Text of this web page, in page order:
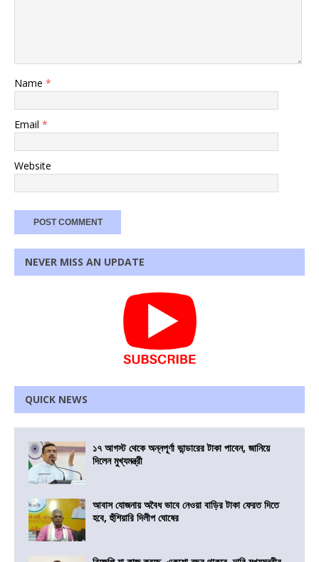
Name *
Email *
Website
NEVER MISS AN UPDATE
QUICK NEWS
১৭ আগস্ট থেকে অন্নপূর্ণা ভান্ডারের টাকা পাবেন, জানিয়ে
দিলেন মুখ্যমন্ত্রী
আবাস যোজনায় অবৈধ ভাবে নেওয়া বাড়ির টাকা ফেরত দিতে
হবে, হুঁশিয়ারি দিলীপ ঘোষের